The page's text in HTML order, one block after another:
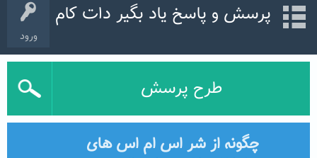
ورود
پرسش و پاسخ یاد بگیر دات کام
طرح پرسش
چگونه از شر اس ام اس های